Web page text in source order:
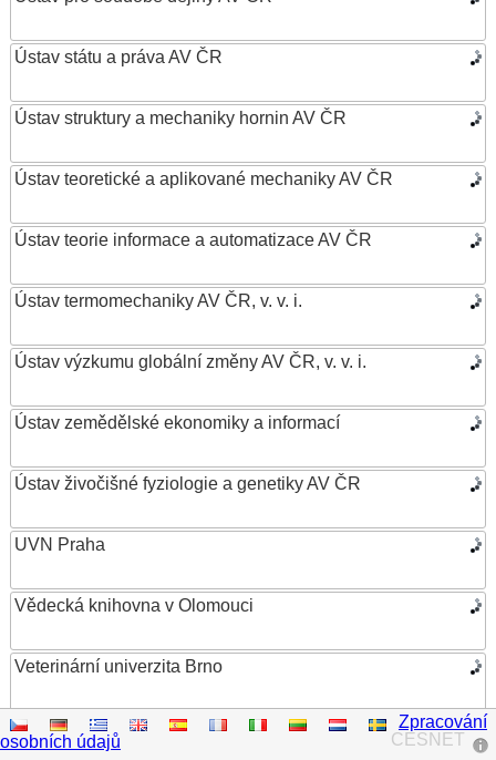
Ústav státu a práva AV ČR
Ústav struktury a mechaniky hornin AV ČR
Ústav teoretické a aplikované mechaniky AV ČR
Ústav teorie informace a automatizace AV ČR
Ústav termomechaniky AV ČR, v. v. i.
Ústav výzkumu globální změny AV ČR, v. v. i.
Ústav zemědělské ekonomiky a informací
Ústav živočišné fyziologie a genetiky AV ČR
UVN Praha
Vědecká knihovna v Olomouci
Veterinární univerzita Brno
VŠB – Technická univerzita Ostrava
CESNET
Zpracování
osobních údajů